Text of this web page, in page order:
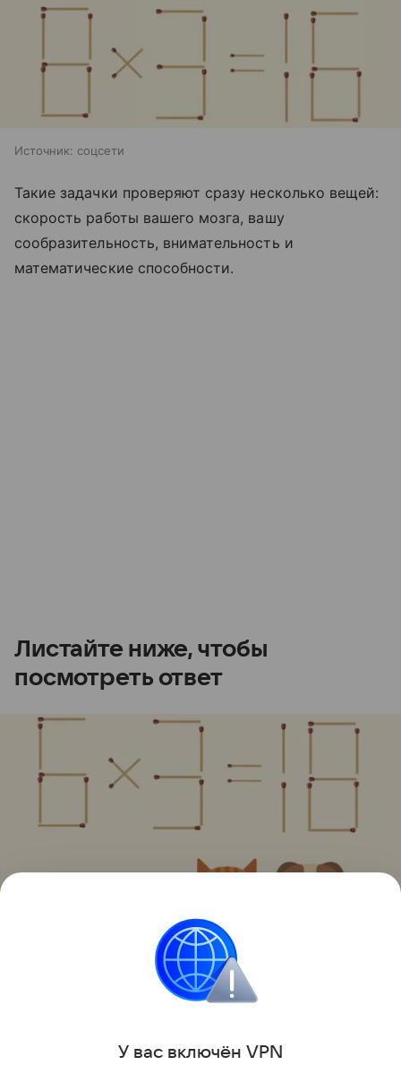
Источник: соцсети
Такие задачки проверяют сразу несколько вещей:
скорость работы вашего мозга, вашу
сообразительность, внимательность и
математические способности.
Листайте ниже, чтобы
посмотреть ответ
У вас включён VPN